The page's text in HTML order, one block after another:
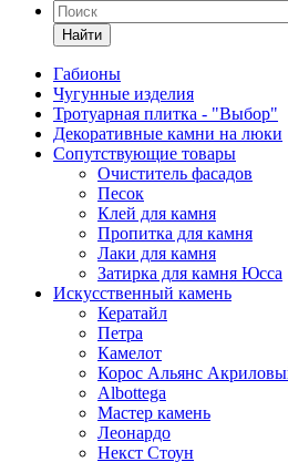
Найти
Габионы
Чугунные изделия
Тротуарная плитка - "Выбор"
Декоративные камни на люки
Сопутствующие товары
Очиститель фасадов
Песок
Клей для камня
Пропитка для камня
Лаки для камня
Затирка для камня Юсса
Искусственный камень
Кератайл
Петра
Камелот
Корос Альянс
Albottega
Мастер камень
Леонардо
Некст Стоун